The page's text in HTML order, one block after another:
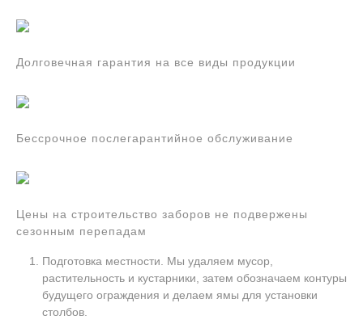
Долговечная гарантия на все виды продукции
Бессрочное послегарантийное обслуживание
Цены на строительство заборов не подвержены
сезонным перепадам
Подготовка местности. Мы удаляем мусор,
растительность и кустарники, затем обозначаем контуры
будущего ограждения и делаем ямы для установки
столбов.